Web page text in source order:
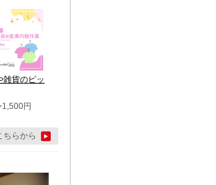
雑貨のピッ
円
ちらから